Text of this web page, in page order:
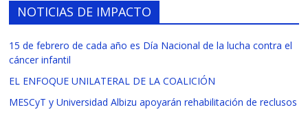
NOTICIAS DE IMPACTO
15 de febrero de cada año es Día Nacional de la lucha contra el
cáncer infantil
EL ENFOQUE UNILATERAL DE LA COALICIÓN
MESCyT y Universidad Albizu apoyarán rehabilitación de reclusos